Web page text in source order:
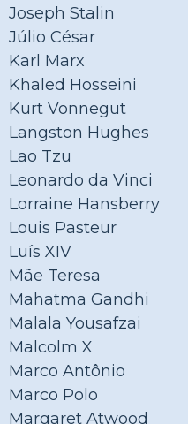
Joseph Stalin
Júlio César
Karl Marx
Khaled Hosseini
Kurt Vonnegut
Langston Hughes
Lao Tzu
Leonardo da Vinci
Lorraine Hansberry
Louis Pasteur
Luís XIV
Mãe Teresa
Mahatma Gandhi
Malala Yousafzai
Malcolm X
Marco Antônio
Marco Polo
Margaret Atwood